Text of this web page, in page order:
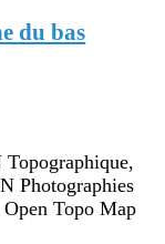
du bas
Photographies
Topo Map